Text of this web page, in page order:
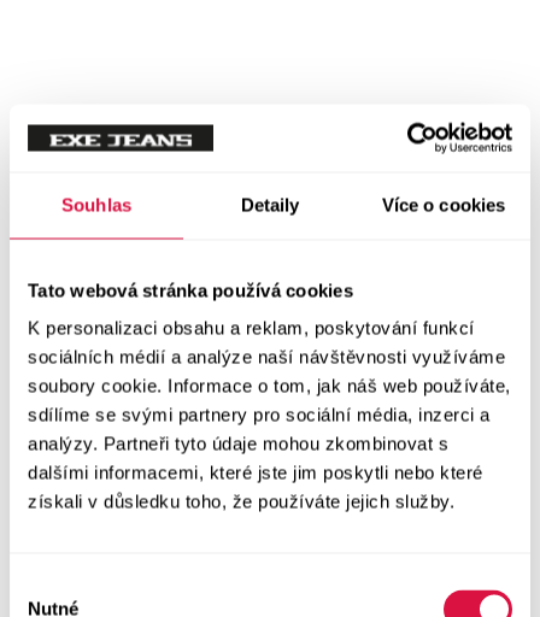
Souhlas Detaily Více o cookies
Tato webová stránka používá cookies
K personalizaci obsahu a reklam, poskytování funkcí
sociálních médií a analýze naší návštěvnosti využíváme
soubory cookie. Informace o tom, jak náš web používáte,
sdílíme se svými partnery pro sociální média, inzerci a
analýzy. Partneři tyto údaje mohou zkombinovat s
dalšími informacemi, které jste jim poskytli nebo které
získali v důsledku toho, že používáte jejich služby.
Nutné